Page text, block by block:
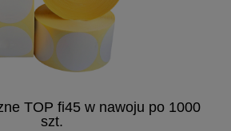
TOP fi45 w nawoju po 1000
szt.